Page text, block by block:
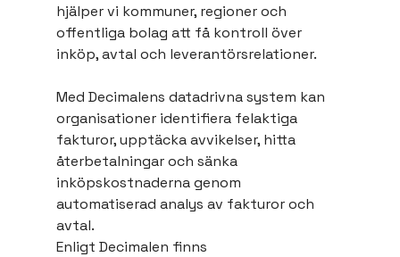
hjälper vi kommuner, regioner och
offentliga bolag att få kontroll över
inköp, avtal och leverantörsrelationer.
Med Decimalens datadrivna system kan
organisationer identifiera felaktiga
fakturor, upptäcka avvikelser, hitta
återbetalningar och sänka
inköpskostnaderna genom
automatiserad analys av fakturor och
avtal.
Enligt Decimalen finns